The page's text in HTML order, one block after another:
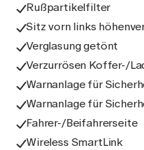
Rußpartikelfilter
Sitz vorn links
Verglasung getönt
Verzurrösen Koffer-/
Warnanlage für
Warnanlage für
Fahrer-/Beifahrerseite
Wireless SmartLink